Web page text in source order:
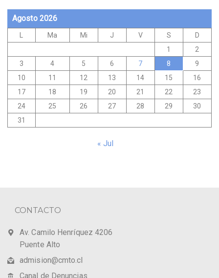
Agosto 2026
Ma Mi J V S
D
1
2
3
4 5 6 7 8
9
10
11 12 13 14 15
16
17
18 19 20 21 22
23
24
25 26 27 28 29
30
31
« Jul
CONTACTO
Av. Camilo Henríquez 4206
Puente Alto
admision@cmto.cl
Canal de Denuncias